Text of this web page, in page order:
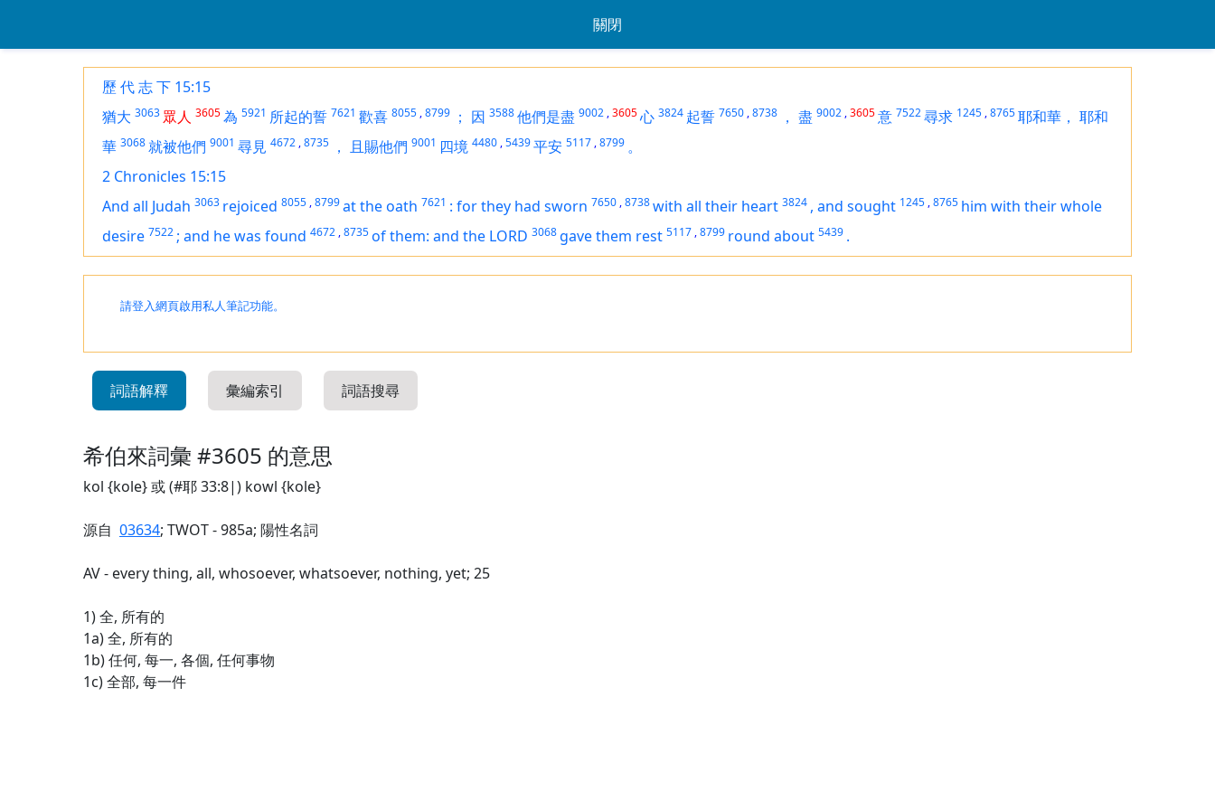
關閉
歷 代 志 下 15:15
猶大 3063 眾人 3605為 5921 所起的誓 7621 歡喜 8055 ,8799 ； 因 3588他們是盡 9002 ,3605心 3824 起誓 7650 ,8738 ， 盡 9002 ,3605意 7522尋求 1245 ,8765耶和華， 耶和
華 3068就被他們 9001 尋見 4672 ,8735 ， 且賜他們 9001 四境 4480 ,5439平安 5117 ,8799 。
2 Chronicles 15:15
And all Judah 3063 rejoiced 8055 ,8799at the oath 7621 : for they had sworn 7650 ,8738with all their heart 3824 , and sought 1245 ,8765 him with their whole
desire 7522 ; and he was found 4672 ,8735of them: and the LORD 3068 gave them rest 5117 ,8799 round about 5439 .
請登入網頁啟用私人筆記功能。
詞語解釋 彙編索引 詞語搜尋
希伯來詞彙 #3605 的意思
kol {kole} 或 (#耶 33:8|) kowl {kole}
源自 03634; TWOT - 985a; 陽性名詞
AV - every thing, all, whosoever, whatsoever, nothing, yet; 25
1) 全, 所有的
1a) 全, 所有的
1b) 任何, 每一, 各個, 任何事物
1c) 全部, 每一件